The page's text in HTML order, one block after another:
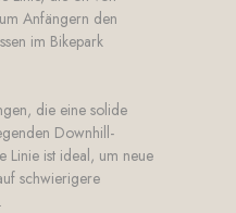
Anfängern den
im Bikepark
die eine solide
Downhill-
Linie ist ideal, um neue
schwierigere